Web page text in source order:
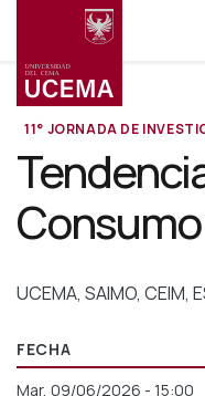
principal
11° JORNADA DE
UCEMA, SAIMO, CEIM,
FECHA
Mar, 09/06/2026 - 15:00